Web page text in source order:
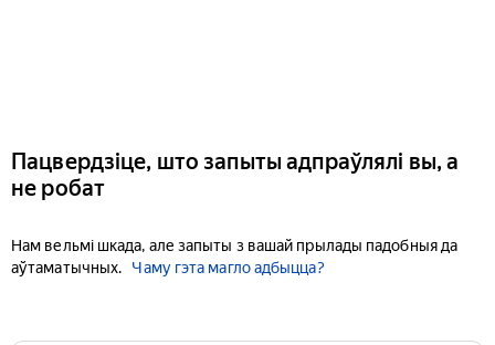
Пацвердзіце, што запыты адпраўлялі вы, а
не робат
Нам вельмі шкада, але запыты з вашай прылады падобныя да
аўтаматычных.
Чаму гэта магло адбыцца?